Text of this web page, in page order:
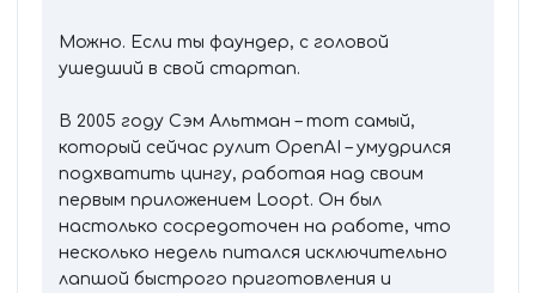
Можно. Если ты фаундер, с головой
ушедший в свой стартап.
В 2005 году Сэм Альтман – тот самый,
который сейчас рулит OpenAI – умудрился
подхватить цингу, работая над своим
первым приложением Loopt. Он был
настолько сосредоточен на работе, что
несколько недель питался исключительно
лапшой быстрого приготовления и